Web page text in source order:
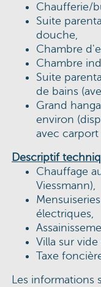
Chaufferie/
Suite
douche,
Chambre
Chambre
Suite
de bains
Grand
environ
avec
Descriptif
Chauffage
Viessmann),
électriques,
Villa sur vide
Taxe
Les informations